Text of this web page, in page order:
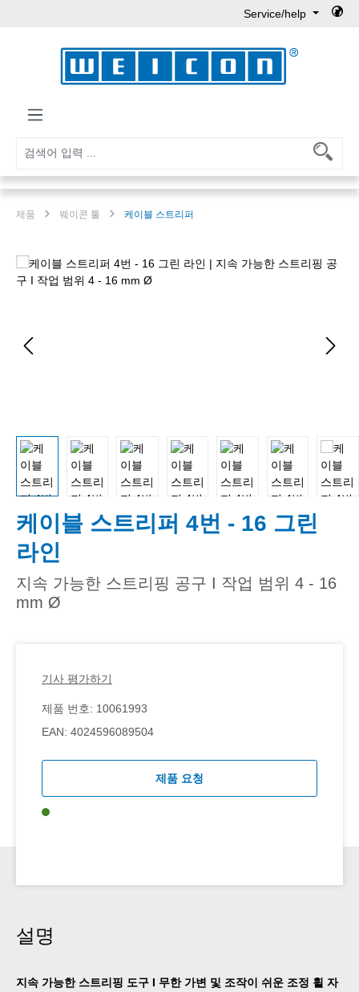
Service/help
제품 웨이콘 툴 케이블 스트리퍼
Skip image gallery
케이블 스트리퍼 4번 - 16 그린
라인
지속 가능한 스트리핑 공구 I 작업 범위 4 - 16
mm Ø
기사 평가하기
제품 번호: 10061993
EAN: 4024596089504
제품 요청
설명
지속 가능한 스트리핑 도구 I 무한 가변 및 조작이 쉬운 조정 휠 자